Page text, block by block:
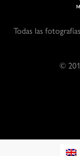
Todas las
©